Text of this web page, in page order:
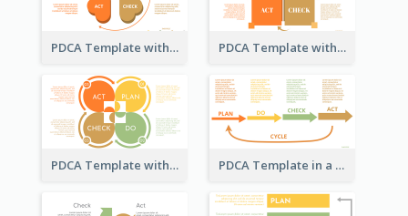
PDCA Template with Hearts PDCA Template with Squares
PDCA Template with Ovals PDCA Template in a Timeline